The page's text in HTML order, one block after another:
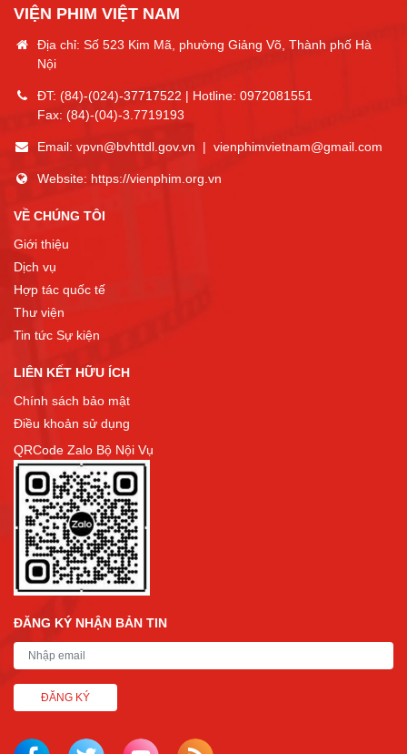
VIỆN PHIM VIỆT NAM
Địa chỉ: Số 523 Kim Mã, phường Giảng Võ, Thành phố Hà
Nội
ĐT: (84)-(024)-37717522 | Hotline: 0972081551
Fax: (84)-(04)-3.7719193
Email: vpvn@bvhttdl.gov.vn | vienphimvietnam@gmail.com
Website: https://vienphim.org.vn
VỀ CHÚNG TÔI
Giới thiệu
Dịch vụ
Hợp tác quốc tế
Thư viện
Tin tức Sự kiện
LIÊN KẾT HỮU ÍCH
Chính sách bảo mật
Điều khoản sử dụng
QRCode Zalo Bộ Nội Vụ
ĐĂNG KÝ NHẬN BẢN TIN
ĐĂNG KÝ